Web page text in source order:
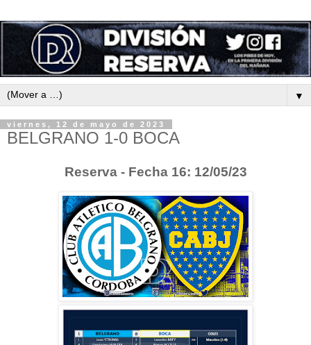
▼
viernes, 12 de mayo de 2023
BELGRANO 1-0 BOCA
Reserva - Fecha 16: 12/05/23